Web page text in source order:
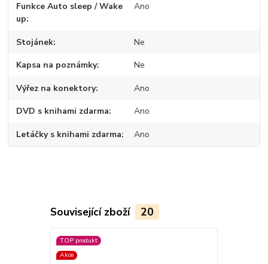
Funkce Auto sleep / Wake
up
Ano
Stojánek Ne
Kapsa na poznámky Ne
Výřez na konektory Ano
DVD s knihami zdarma Ano
Letáčky s knihami zdarma Ano
Související zboží 20
TOP produkt
Akce